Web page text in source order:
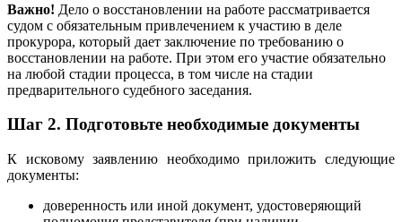
Важно! Дело о восстановлении на работе рассматривается
судом с обязательным привлечением к участию в деле
прокурора, который дает заключение по требованию о
восстановлении на работе. При этом его участие обязательно
на любой стадии процесса, в том числе на стадии
предварительного судебного заседания.
Шаг 2. Подготовьте необходимые документы
К исковому заявлению необходимо приложить следующие
документы:
доверенность или иной документ, удостоверяющий